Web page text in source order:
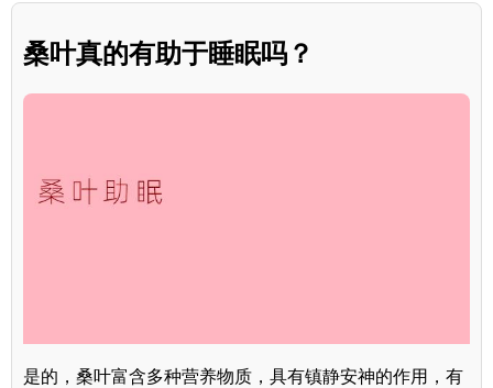
桑叶真的有助于睡眠吗？
是的，桑叶富含多种营养物质，具有镇静安神的作用，有